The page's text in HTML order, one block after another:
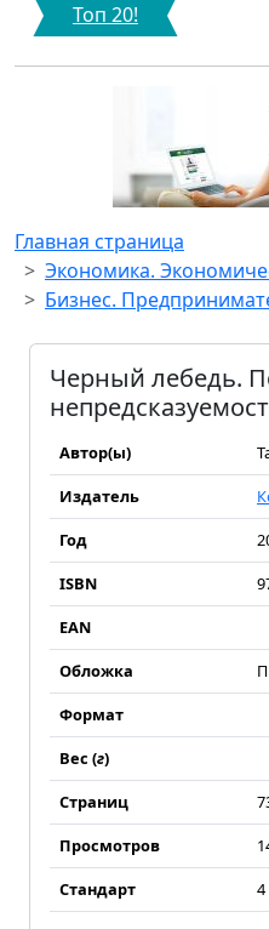
Топ 20!
Главная страница
Экономика.
Бизнес.
Черный лебедь.
Автор(ы)
Издатель
Год
ISBN
EAN
Обложка
П
Формат
Вес (г)
Страниц
Просмотров
Стандарт
4